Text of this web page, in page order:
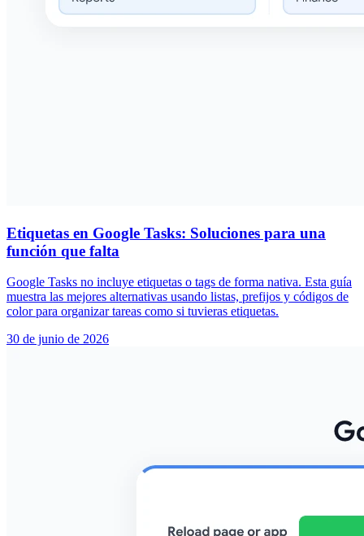
Etiquetas en Google Tasks: Soluciones para una
función que falta
Google Tasks no incluye etiquetas o tags de forma nativa. Esta guía
muestra las mejores alternativas usando listas, prefijos y códigos de
color para organizar tareas como si tuvieras etiquetas.
30 de junio de 2026